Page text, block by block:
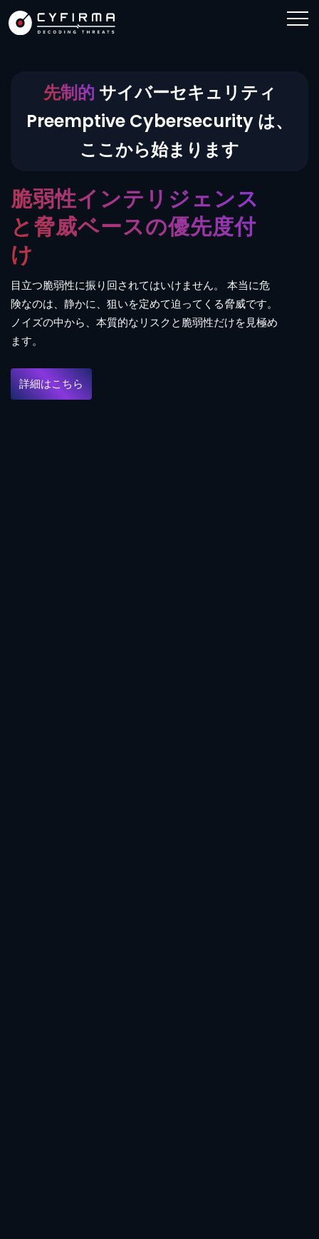
先制的 サイバーセキュリティ
Preemptive Cybersecurity は、
ここから始まります
アタックサーフェス・デ
ィスカバリー＆インテリ
ジェンス
攻撃者に必要なのは、たった一つの死角だけです。 私
たちは、その死角を残しません。
詳細はこちら
脆弱性インテリジェンス
と脅威ベースの優先度付
け
目立つ脆弱性に振り回されてはいけません。 本当に危
険なのは、静かに、狙いを定めて迫ってくる脅威です。
ノイズの中から、本質的なリスクと脆弱性だけを見極め
ます。
詳細はこちら
ブランド & オンライン・
エクスポージャー管理
ブランドのなりすましは、あなたのプロフィールやロゴ
兆候を事前に発見し、可視化します。
詳細はこちら
デジタルリスク&アイデ
ンティティ保護
フィッシング、スプーフィングや詐欺を攻撃者が仕掛け
詳細はこちら
サードパーティリスク管
理
貴社の境界面の最大の弱点は、自社ではなく「パートナ
イチェーンを一体として監視し、双方の弱点を把握しま
す。
脅威情勢認識と脅威トレン
ドの可視化
サイバー防衛において、不十分な脅威情勢認識は致命的
ンスは膨大なイベントを整理し、「誰が」「いつ」「ど
のように」攻撃をしようとしているのか、攻撃者の動き
を可視化ます。
予見的な脅威インテリジ
ェンス
過去の攻撃を追いかけるだけでは不十分です。仕掛けら
えます。
詳細はこちら
脅威適応型セキュリティ
トレーニング
人の防御力は、攻撃者よりも早く学び続けたときに最大
日実現します。
詳細はこちら
業界特化型ディセプショ
ンインテリジェンス
攻撃者が実際に使っているTTPを用いてトラップを構築
詳細はこちら